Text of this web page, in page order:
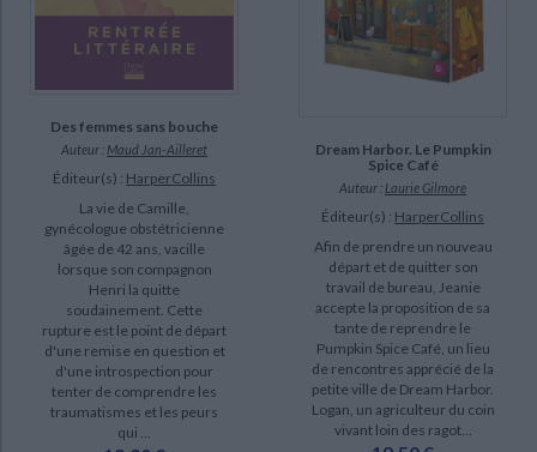
Des femmes sans bouche
Auteur : Maud Jan-Ailleret
Éditeur(s) : HarperCollins
La vie de Camille,
gynécologue obstétricienne
âgée de 42 ans, vacille
lorsque son compagnon
Henri la quitte
soudainement. Cette
rupture est le point de départ
d'une remise en question et
d'une introspection pour
tenter de comprendre les
traumatismes et les peurs
qui ...
Dream Harbor. Le Pumpkin
Spice Café
Auteur : Laurie Gilmore
Éditeur(s) : HarperCollins
Afin de prendre un nouveau
départ et de quitter son
travail de bureau, Jeanie
accepte la proposition de sa
tante de reprendre le
Pumpkin Spice Café, un lieu
de rencontres apprécié de la
petite ville de Dream Harbor.
Logan, un agriculteur du coin
vivant loin des ragot...